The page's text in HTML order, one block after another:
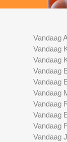
Vandaag
Vandaag
Vandaag
Vandaag
Vandaag
Vandaag
Vandaag
Vandaag
Vandaag
Vandaag